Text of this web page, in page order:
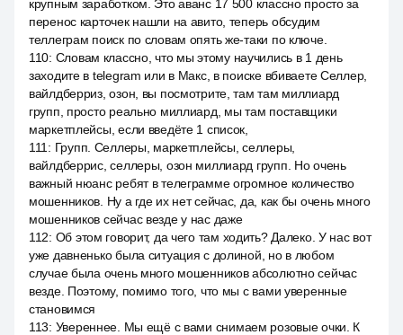
крупным заработком. Это аванс 17 500 классно просто за
перенос карточек нашли на авито, теперь обсудим
теллеграм поиск по словам опять же-таки по ключе.
110: Словам классно, что мы этому научились в 1 день
заходите в telegram или в Макс, в поиске вбиваете Селлер,
вайлдберриз, озон, вы посмотрите, там там миллиард
групп, просто реально миллиард, мы там поставщики
маркетплейсы, если введёте 1 список,
111 : Групп. Селлеры, маркетплейсы, селлеры,
вайлдберрис, селлеры, озон миллиард групп. Но очень
важный нюанс ребят в телеграмме огромное количество
мошенников. Ну а где их нет сейчас, да, как бы очень много
мошенников сейчас везде у нас даже
112: Об этом говорит, да чего там ходить? Далеко. У нас вот
уже давненько была ситуация с долиной, но в любом
случае была очень много мошенников абсолютно сейчас
везде. Поэтому, помимо того, что мы с вами уверенные
становимся
113: Увереннее. Мы ещё с вами снимаем розовые очки. К